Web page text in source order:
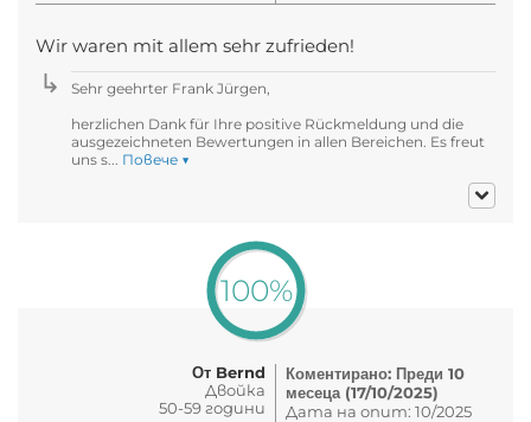
Wir waren mit allem sehr zufrieden!
Sehr geehrter Frank Jürgen,
herzlichen Dank für Ihre positive Rückmeldung und die
ausgezeichneten Bewertungen in allen Bereichen. Es freut
uns s... Повече ▼
100%
От Bernd
Двойка
50-59 години
Коментирано: Преди 10
месеца (17/10/2025)
Дата на опит: 10/2025